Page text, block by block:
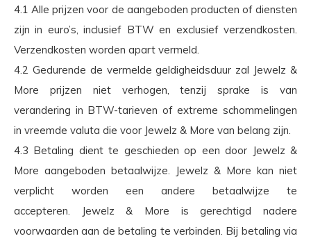
4.1 Alle prijzen voor de aangeboden producten of diensten
zijn in euro’s, inclusief BTW en exclusief verzendkosten.
Verzendkosten worden apart vermeld.
4.2 Gedurende de vermelde geldigheidsduur zal Jewelz &
More prijzen niet verhogen, tenzij sprake is van
verandering in BTW-tarieven of extreme schommelingen
in vreemde valuta die voor Jewelz & More van belang zijn.
4.3 Betaling dient te geschieden op een door Jewelz &
More aangeboden betaalwijze. Jewelz & More kan niet
verplicht worden een andere betaalwijze te
accepteren. Jewelz & More is gerechtigd nadere
voorwaarden aan de betaling te verbinden. Bij betaling via